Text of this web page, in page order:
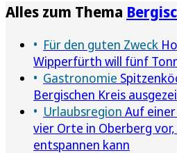
Alles zum Thema
Für den guten Zweck
Wipperfürth will fünf
Gastronomie
Bergischen Kreis
Urlaubsregion Auf
vier Orte in Oberberg
entspannen kann